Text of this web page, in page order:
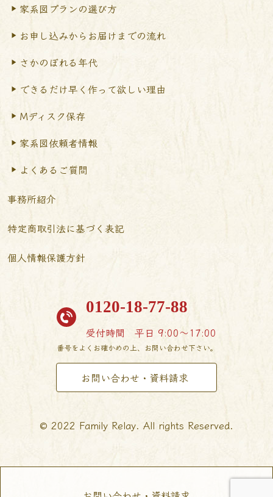
家系図プランの選び方
お申し込みからお届けまでの流れ
さかのぼれる年代
できるだけ早く作って欲しい理由
Mディスク保存
家系図依頼者情報
よくあるご質問
事務所紹介
特定商取引法に基づく表記
個人情報保護方針
0120-18-77-88
受付時間 平日 9:00〜17:00
番号をよくお確かめの上、お問い合わせ下さい。
お問い合わせ・資料請求
© 2022 Family Relay. All rights Reserved.